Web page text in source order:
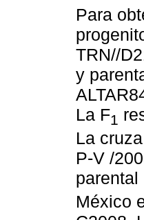
Para
TRN//
y
La F1
La
P-V /
parental
México